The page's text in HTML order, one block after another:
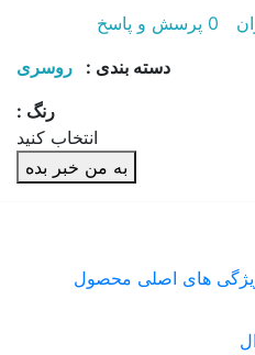
0 پرسش و پاسخ
دسته بندی :
روسری
رنگ :
انتخاب کنید
به من خبر بده
های اصلی محصول